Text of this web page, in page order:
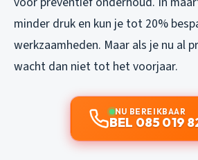
minder druk en kun je tot 20%
werkzaamheden. Maar als je nu al
wacht dan niet tot het voorjaar.
NU BEREIKBAAR
BEL 085 019